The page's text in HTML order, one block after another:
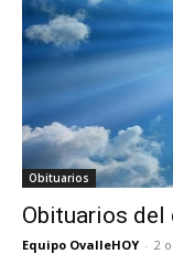
Obituarios
Obituarios del
Equipo OvalleHOY - 2